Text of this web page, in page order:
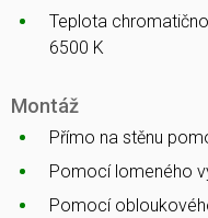
Teplota
6500 K
Montáž
Přímo na stěnu
Pomocí lomeného
Pomocí